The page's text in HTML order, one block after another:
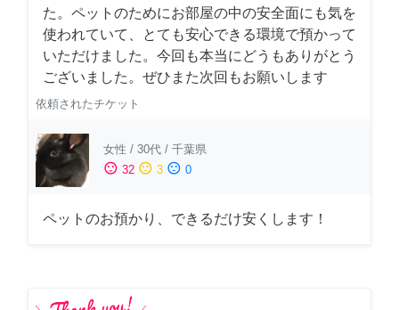
た。ペットのためにお部屋の中の安全面にも気を
使われていて、とても安心できる環境で預かって
いただけました。今回も本当にどうもありがとう
ございました。ぜひまた次回もお願いします
依頼されたチケット
女性 / 30代 / 千葉県
sentiment_satisfied 32 sentiment_neutral 3 sentiment_dissatisfied 0
ペットのお預かり、できるだけ安くします！